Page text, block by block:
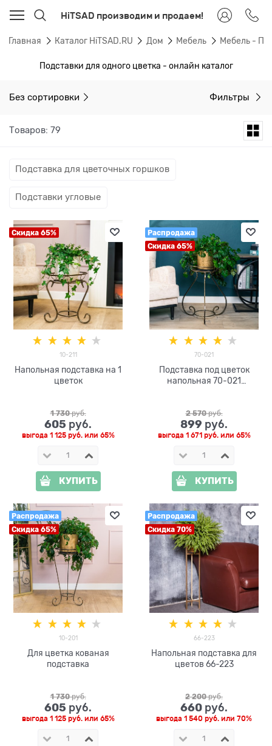
HiTSAD производим и продаем!
Главная Каталог HiTSAD.RU Дом Мебель Мебель -
Подставки для одного цветка - онлайн каталог
Без сортировки Фильтры
Товаров: 79
Подставка для цветочных горшков
Подставки угловые
Скидка 65%
10-211
Напольная подставка на 1
цветок
1 730 руб.
605 руб.
выгода 1 125 руб.или 65%
КУПИТЬ
Распродажа
Скидка 65%
70-021
Подставка под цветок
напольная 70-021
2 570 руб.
899 руб.
выгода 1 671 руб.или 65%
КУПИТЬ
Распродажа
Скидка 65%
10-201
Для цветка кованая
подставка
1 730 руб.
605 руб.
выгода 1 125 руб.или 65%
Распродажа
Скидка 70%
66-223
Напольная подставка для
цветов 66-223
2 200 руб.
660 руб.
выгода 1 540 руб. или 70%